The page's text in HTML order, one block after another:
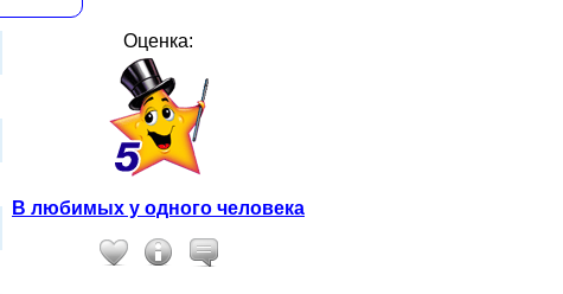
Оценка:
В любимых у одного человека